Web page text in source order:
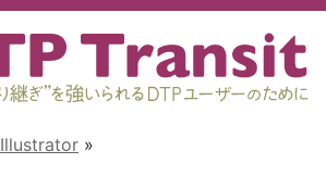
Illustrator »